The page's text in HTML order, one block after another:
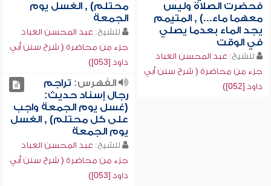
فحضرت الصلاة وليس
معهما ماء...) , المتيمم
يجد الماء بعدما يصلي
في الوقت
للشيخ: عبد المحسن العباد
جزء من محاضرة ( شرح سنن أبي
داود [052])
محتلم) , الغسل يوم
الجمعة
للشيخ: عبد المحسن العباد
جزء من محاضرة ( شرح سنن أبي
داود [053])
الفهرس: تراجم
رجال إسناد حديث:
(غسل يوم الجمعة واجب
على كل محتلم) , الغسل
يوم الجمعة
للشيخ: عبد المحسن العباد
جزء من محاضرة ( شرح سنن أبي
داود [053])